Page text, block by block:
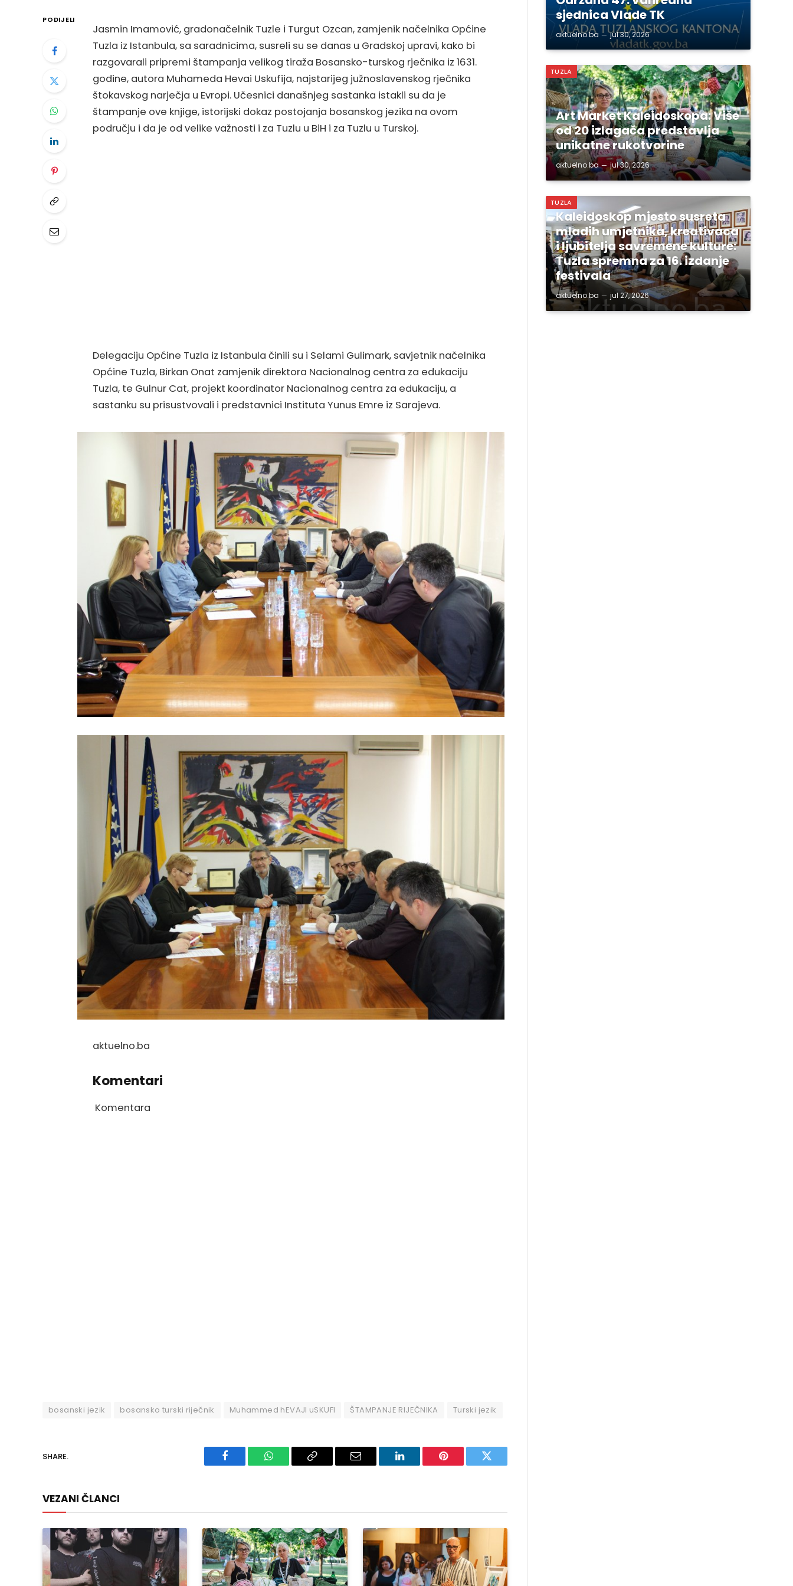
PODIJELI
Jasmin Imamović, gradonačelnik Tuzle i Turgut Ozcan, zamjenik načelnika Općine
Tuzla iz Istanbula, sa saradnicima, susreli su se danas u Gradskoj upravi, kako bi
razgovarali pripremi štampanja velikog tiraža Bosansko-turskog rječnika iz 1631.
godine, autora Muhameda Hevai Uskufija, najstarijeg južnoslavenskog rječnika
štokavskog narječja u Evropi. Učesnici današnjeg sastanka istakli su da je
štampanje ove knjige, istorijski dokaz postojanja bosanskog jezika na ovom
području i da je od velike važnosti i za Tuzlu u BiH i za Tuzlu u Turskoj.
Delegaciju Općine Tuzla iz Istanbula činili su i Selami Gulimark, savjetnik načelnika
Općine Tuzla, Birkan Onat zamjenik direktora Nacionalnog centra za edukaciju
Tuzla, te Gulnur Cat, projekt koordinator Nacionalnog centra za edukaciju, a
sastanku su prisustvovali i predstavnici Instituta Yunus Emre iz Sarajeva.
aktuelno.ba
Komentari
Komentara
bosanski jezik bosansko turski riječnik Muhammed hEVAJI uSKUFI ŠTAMPANJE RIJEČNIKA Turski jezik
SHARE.
Facebook WhatsAppCopy
Email LinkedIn Pinterest Twitter
VEZANI ČLANCI
sjednica Vlade TK
aktuelno.ba jul 30, 2026
TUZLA
Art Market Kaleidoskopa: Više
od 20 izlagača predstavlja
unikatne rukotvorine
aktuelno.ba jul 30, 2026
TUZLA
Kaleidoskop mjesto susreta
mladih umjetnika, kreativaca
i ljubitelja savremene kulture:
Tuzla spremna za 16. izdanje
festivala
aktuelno.ba jul 27, 2026